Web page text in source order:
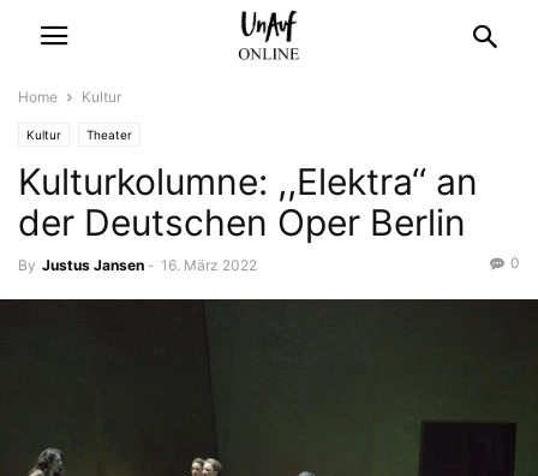
Home Kultur
Kultur Theater
Kulturkolumne: ,,Elektra‘‘ an
der Deutschen Oper Berlin
By Justus Jansen - 16. März 2022 0